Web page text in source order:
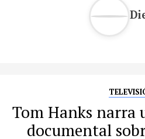
Tom Hanks narra
documental